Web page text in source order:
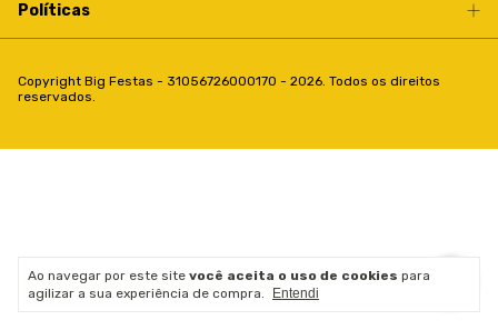
Ao navegar por este site você aceita o uso de cookies para
agilizar a sua experiência de compra.
Entendi
Políticas
Copyright Big Festas - 31056726000170 - 2026. Todos os direitos
reservados.